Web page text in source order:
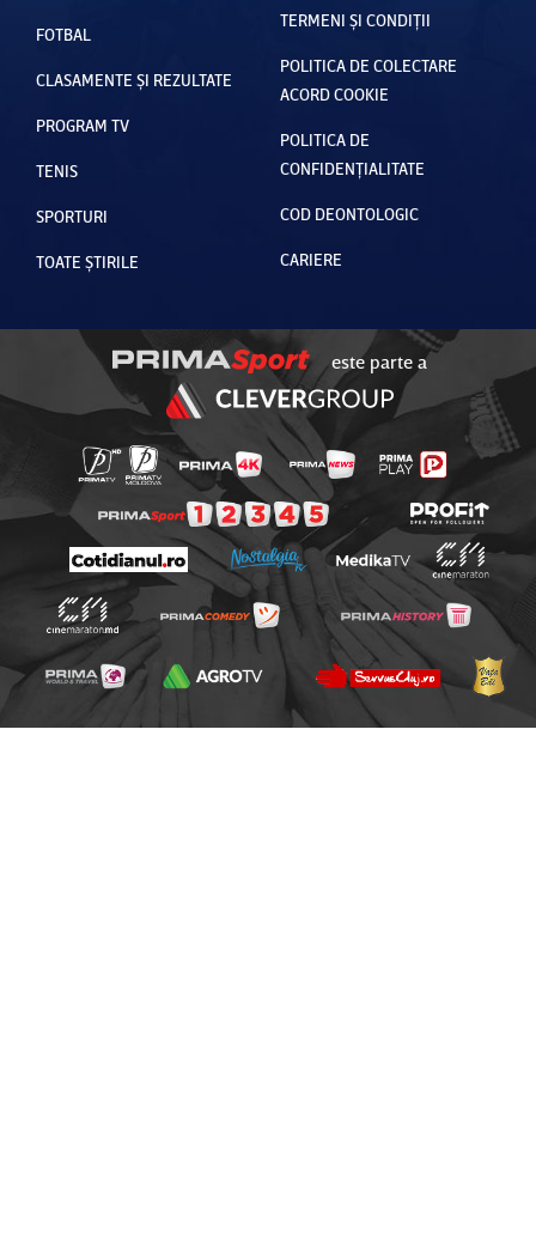
FOTBAL
CLASAMENTE ȘI REZULTATE
PROGRAM TV
TENIS
SPORTURI
TOATE ȘTIRILE
TERMENI ȘI CONDIȚII
POLITICA DE COLECTARE
ACORD COOKIE
POLITICA DE
CONFIDENȚIALITATE
COD DEONTOLOGIC
CARIERE
este parte a